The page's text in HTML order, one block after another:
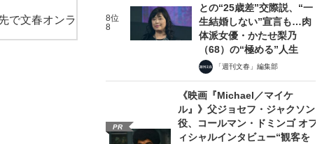
で文春オンラ
8位
8
との“25歳差”交際説、“一
生結婚しない”宣言も…肉
体派女優・かたせ梨乃
（68）の“極める”人生
「週刊文春」編集部
PR
《映画『Michael／マイケ
ル』》父ジョセフ・ジャクソン
役、コールマン・ドミンゴ オフ
ィシャルインタビュー“観客を